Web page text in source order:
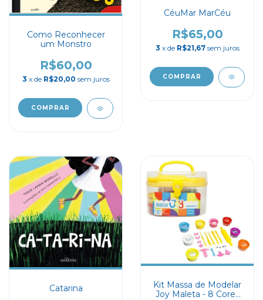
Como Reconhecer
um Monstro
R$60,00
3 x de R$20,00 sem juros
CéuMar MarCéu
R$65,00
3 x de R$21,67 sem juros
Catarina
Kit Massa de Modelar
Joy Maleta - 8 Cores